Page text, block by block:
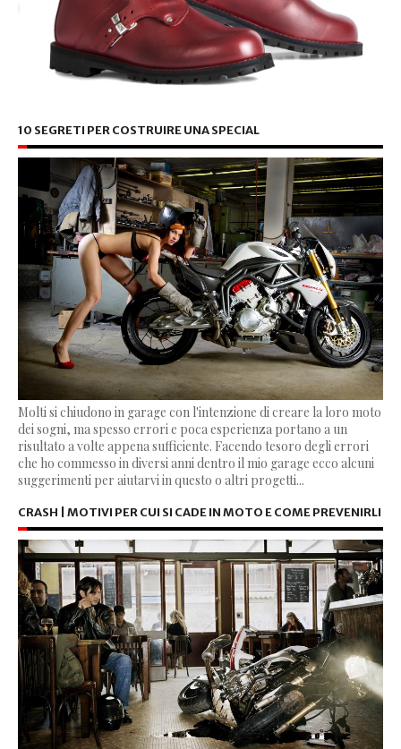
10 SEGRETI PER COSTRUIRE UNA SPECIAL
Molti si chiudono in garage con l'intenzione di creare la loro moto
dei sogni, ma spesso errori e poca esperienza portano a un
risultato a volte appena sufficiente. Facendo tesoro degli errori
che ho commesso in diversi anni dentro il mio garage ecco alcuni
suggerimenti per aiutarvi in questo o altri progetti...
CRASH | MOTIVI PER CUI SI CADE IN MOTO E COME PREVENIRLI